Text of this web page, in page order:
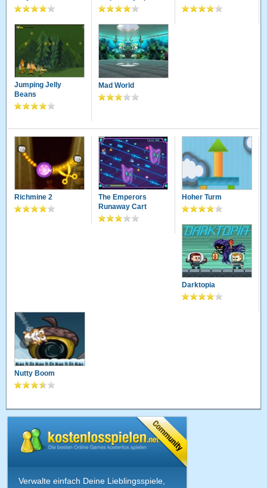
Jumping Jelly
Beans
Mad World
Richmine 2
The Emperors
Runaway Cart
Hoher Turm
Darktopia
Nutty Boom
Verwalte einfach Deine Lieblingsspiele,